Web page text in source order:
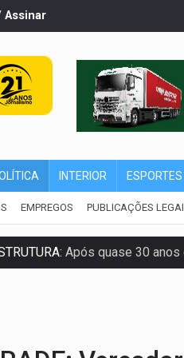
Assinar
INTERIOR ESPORTES
EMPREGOS PUBLICAÇÕES
Após quase 30 anos
de Rondônia estreia
Legal: AVISO DE